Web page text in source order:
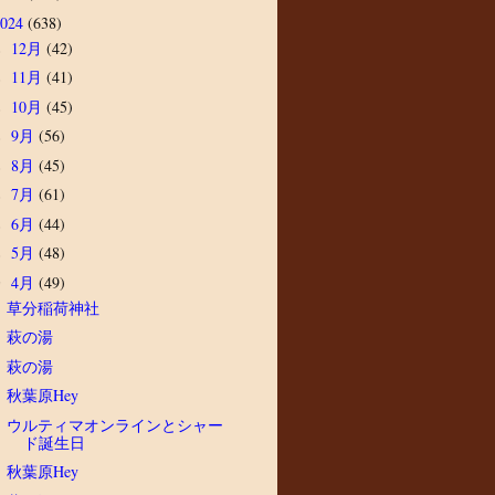
(638)
12月 (42)
11月 (41)
10月 (45)
9月 (56)
8月 (45)
7月 (61)
6月 (44)
5月 (48)
4月 (49)
草分稲荷神社
萩の湯
萩の湯
秋葉原Hey
ウルティマオンラインとシャー
ド誕生日
秋葉原Hey